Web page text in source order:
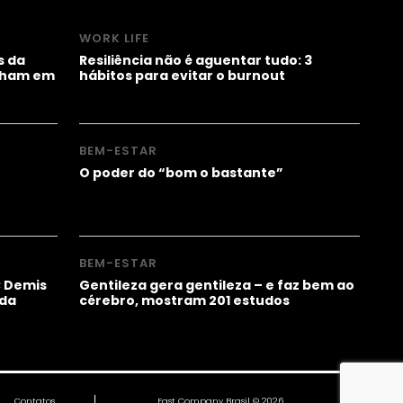
da
em
Demis
WORK LIFE
Resiliência não é aguentar tudo: 3
hábitos para evitar o burnout
BEM-ESTAR
O poder do “bom o bastante”
BEM-ESTAR
Gentileza gera gentileza – e faz bem ao
cérebro, mostram 201 estudos